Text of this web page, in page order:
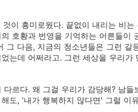
이 흥미로웠다. 끝없이 내리는 비는
호황과 번영을 기억하는 어른들이
그 다음, 지금의 청소년들은 그런 갈
는데 어쩌라고. 그런 세상을 우리가
르다. 왜 그걸 우리가 감당해? 남들
도, '내가 행복하지 않다면' 그럴 이